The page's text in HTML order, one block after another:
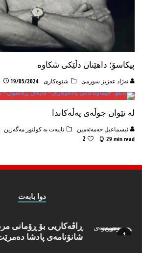
پیكاسۆ؛ داهێنان دڵێکی شکاوە
نه‌ژاد عه‌زیز سورمێ شێوه‌کاری 19/05/2024
لە نێوان جوڵەی پەڵەکاندا
ئیسماعیل حه‌مه‌ئه‌مین تایبه‌ت به کولتور مه‌گه‌زین
29 min read
2
دوا بابه‌ت
ڕاڤەکاریی بۆ ڕۆمانی
شانۆنامەی پادشا